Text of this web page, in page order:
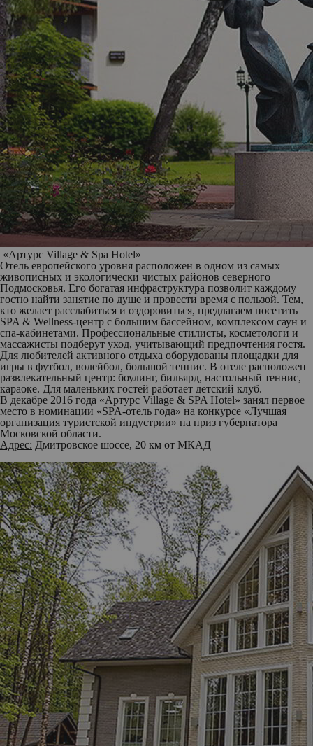
«Артурс Village & Spa Hotel»
Отель европейского уровня расположен в одном из самых
живописных и экологически чистых районов северного
Подмосковья. Его богатая инфраструктура позволит каждому
гостю найти занятие по душе и провести время с пользой. Тем,
кто желает расслабиться и оздоровиться, предлагаем посетить
SPA & Wellness-центр с большим бассейном, комплексом саун и
спа-кабинетами. Профессиональные стилисты, косметологи и
массажисты подберут уход, учитывающий предпочтения гостя.
Для любителей активного отдыха оборудованы площадки для
игры в футбол, волейбол, большой теннис. В отеле расположен
развлекательный центр: боулинг, бильярд, настольный теннис,
караоке. Для маленьких гостей работает детский клуб.
В декабре 2016 года «Артурс Village & SPA Hotel» занял первое
место в номинации «SPA-отель года» на конкурсе «Лучшая
организация туристской индустрии» на приз губернатора
Московской области.
Адрес: Дмитровское шоссе, 20 км от МКАД